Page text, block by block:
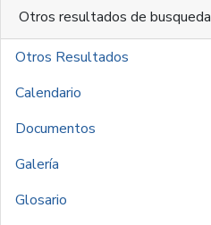
Otros resultados de busqueda
Otros Resultados
Calendario
Documentos
Galería
Glosario